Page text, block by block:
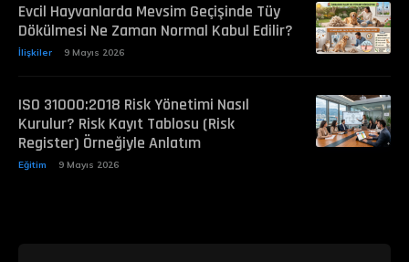
Evcil Hayvanlarda Mevsim Geçişinde Tüy
Dökülmesi Ne Zaman Normal Kabul Edilir?
İlişkiler 9 Mayıs 2026
ISO 31000:2018 Risk Yönetimi Nasıl
Kurulur? Risk Kayıt Tablosu (Risk
Register) Örneğiyle Anlatım
Eğitim 9 Mayıs 2026